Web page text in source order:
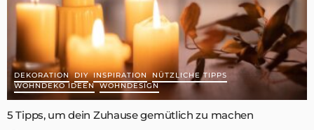
DEKORATION DIY INSPIRATION NÜTZLICHE TIPPS
WOHNDEKO IDEEN WOHNDESIGN
5 Tipps, um dein Zuhause gemütlich zu machen